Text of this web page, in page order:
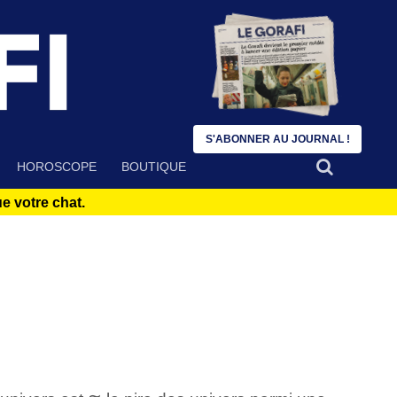
HOROSCOPE BOUTIQUE
votre chat.
S'ABONNER AU JOURNAL !